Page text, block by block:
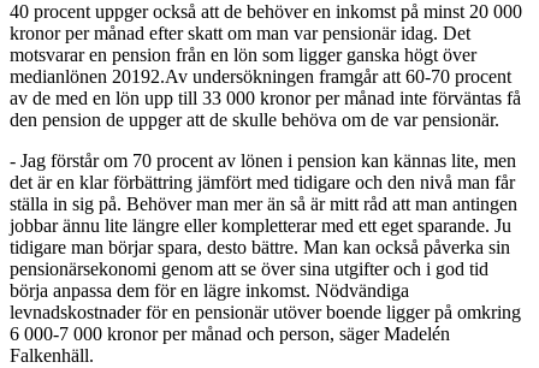
40 procent uppger också att de behöver en inkomst på minst 20 000
kronor per månad efter skatt om man var pensionär idag. Det
motsvarar en pension från en lön som ligger ganska högt över
medianlönen 20192.Av undersökningen framgår att 60-70 procent
av de med en lön upp till 33 000 kronor per månad inte förväntas få
den pension de uppger att de skulle behöva om de var pensionär.
- Jag förstår om 70 procent av lönen i pension kan kännas lite, men
det är en klar förbättring jämfört med tidigare och den nivå man får
ställa in sig på. Behöver man mer än så är mitt råd att man antingen
jobbar ännu lite längre eller kompletterar med ett eget sparande. Ju
tidigare man börjar spara, desto bättre. Man kan också påverka sin
pensionärsekonomi genom att se över sina utgifter och i god tid
börja anpassa dem för en lägre inkomst. Nödvändiga
levnadskostnader för en pensionär utöver boende ligger på omkring
6 000-7 000 kronor per månad och person, säger Madelén
Falkenhäll.